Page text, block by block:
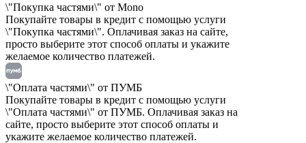
\"Покупка частями\" от Mono
Покупайте товары в кредит с помощью услуги
\"Покупка частями\". Оплачивая заказ на сайте,
просто выберите этот способ оплаты и укажите
желаемое количество платежей.
\"Оплата частями\" от ПУМБ
Покупайте товары в кредит с помощью услуги
\"Оплата частями\" от ПУМБ. Оплачивая заказ на
сайте, просто выберите этот способ оплаты и
укажите желаемое количество платежей.